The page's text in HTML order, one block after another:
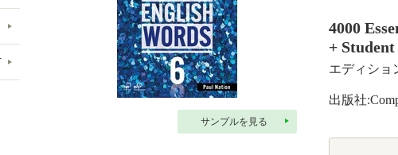
サンプルを見る
4000
+
エディショ
出版社